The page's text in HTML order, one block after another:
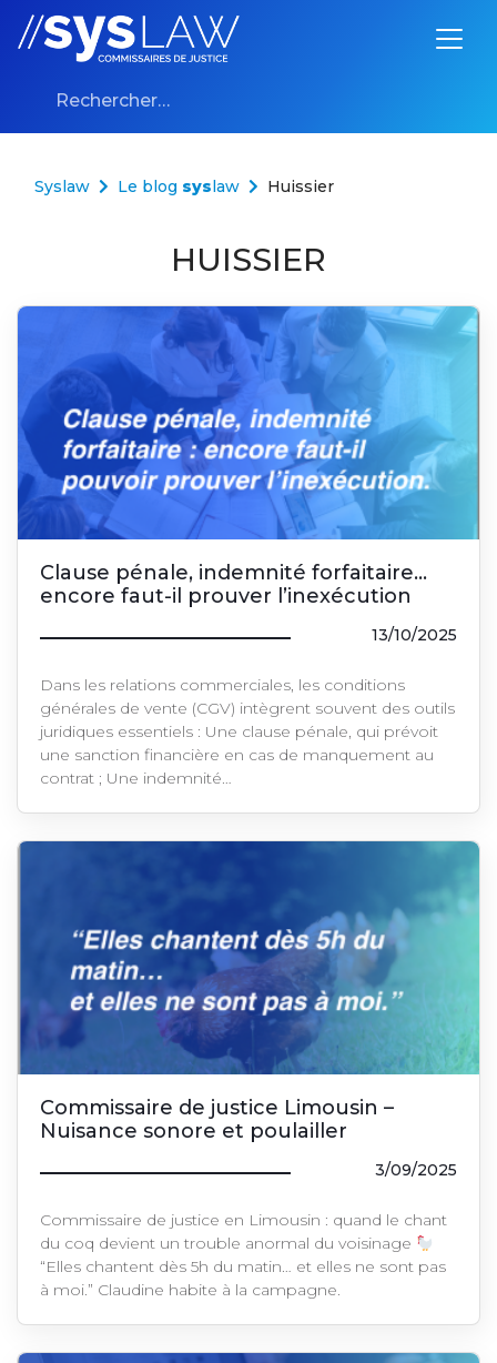
Aller au contenu
Rechercher :
Syslaw Le blog sys law Huissier
HUISSIER
Clause pénale, indemnité forfaitaire…
encore faut-il prouver l’inexécution
13/10/2025
Dans les relations commerciales, les conditions
générales de vente (CGV) intègrent souvent des outils
juridiques essentiels : Une clause pénale, qui prévoit
une sanction financière en cas de manquement au
contrat ; Une indemnité…
Commissaire de justice Limousin –
Nuisance sonore et poulailler
3/09/2025
Commissaire de justice en Limousin : quand le chant
du coq devient un trouble anormal du voisinage
“Elles chantent dès 5h du matin… et elles ne sont pas
à moi.” Claudine habite à la campagne.